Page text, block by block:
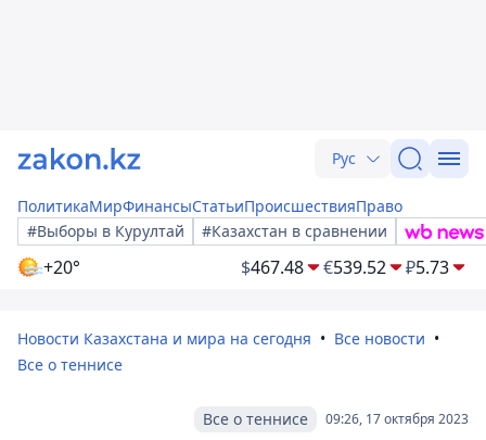
Рус
ПолитикаМирФинансыСтатьиПроисшествияПраво
#Выборы в Курултай
#Казахстан в сравнении
+20° $467.48 €539.52 ₽5.73
Новости Казахстана и мира на сегодня
Все новости
Все о теннисе
09:26, 17 октября 2023
Все о теннисе